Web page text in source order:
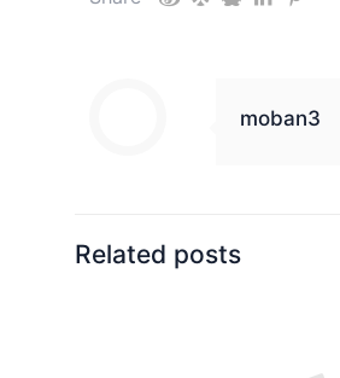
moban3
Related posts